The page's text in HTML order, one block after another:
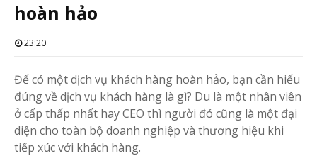
hoàn hảo
23:20
Để có một dịch vụ khách hàng hoàn hảo, bạn cần hiểu
đúng về dịch vụ khách hàng là gì? Du là một nhân viên
ở cấp thấp nhất hay CEO thì người đó cũng là một đại
diện cho toàn bộ doanh nghiệp và thương hiệu khi
tiếp xúc với khách hàng.